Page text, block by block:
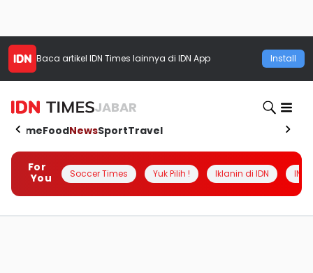
Baca artikel IDN Times lainnya di IDN App Install
JABAR
HomeFoodNewsSportTravel
For
You
Soccer Times Yuk Pilih ! Iklanin di IDN